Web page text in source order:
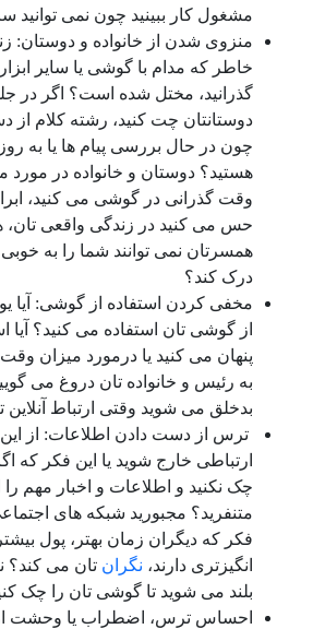
مشغول کار ببینید چون نمی توانید
منزوی شدن از خانواده و دوستان:
خاطر که مدام با گوشی یا سایر
گذرانید، مختل شده است؟ اگر در
دوستانتان چت کنید، رشته کلام از
چون در حال بررسی پیام ها یا به
هستید؟ دوستان و خانواده در
وقت گذرانی در گوشی می کنید،
حس می کنید در زندگی واقعی
همسرتان نمی توانند شما را به خوبی
درک کند؟
مخفی کردن استفاده از گوشی: آیا
از گوشی تان استفاده می کنید؟ آیا
پنهان می کنید یا درمورد میزان وقت
به رئیس و خانواده تان دروغ می
بدخلق می شوید وقتی ارتباط
ترس از دست دادن اطلاعات: از
ارتباطی خارج شوید یا این فکر که
چک نکنید و اطلاعات و اخبار مهم
متنفرید؟ مجبورید شبکه های
فکر که دیگران زمان بهتر، پول
انگیزتری دارند، نگران تان می
بلند می شوید تا گوشی تان را چک
احساس ترس، اضطراب یا وحشت از